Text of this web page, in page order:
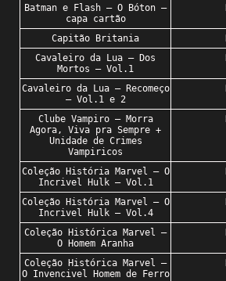
Batman e Flash – O Bóton –
capa cartão
Capitão Britania
Cavaleiro da Lua – Dos
Mortos – Vol.1
Cavaleiro da Lua – Recomeço
– Vol.1 e 2
Clube Vampiro – Morra
Agora, Viva pra Sempre +
Unidade de Crimes
Vampiricos
Coleção História Marvel – O
Incrivel Hulk – Vol.1
Coleção História Marvel – O
Incrivel Hulk – Vol.4
Coleção Histórica Marvel –
O Homem Aranha
Coleção Histórica Marvel –
O Invencivel Homem de Ferro